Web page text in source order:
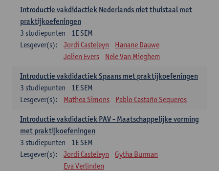
Introductie vakdidactiek Nederlands niet thuistaal met
praktijkoefeningen
1E SEM
3 studiepunten
Lesgever(s):
Jordi Casteleyn
Hanane Dauwe
Jolien Evers
Nele Van Mieghem
Introductie vakdidactiek Spaans met praktijkoefeningen
1E SEM
3 studiepunten
Lesgever(s):
Mathea Simons Pablo Castaño Sequeros
Introductie vakdidactiek PAV - Maatschappelijke vorming
met praktijkoefeningen
1E SEM
3 studiepunten
Lesgever(s):
Jordi Casteleyn
Gytha Burman
Eva Verlinden